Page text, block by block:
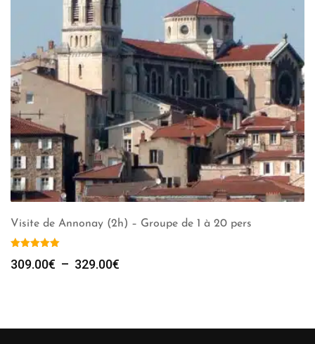
Visite de Annonay (2h) – Groupe de 1 à 20 pers
309.00€ – 329.00€
à